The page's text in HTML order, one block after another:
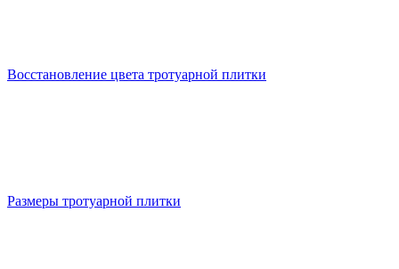
Восстановление цвета тротуарной плитки
Размеры тротуарной плитки